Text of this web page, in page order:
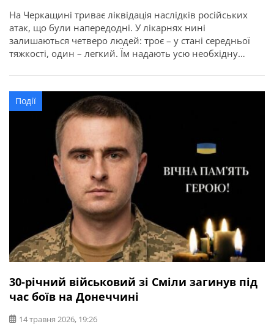
На Черкащині триває ліквідація наслідків російських
атак, що були напередодні. У лікарнях нині
залишаються четверо людей: троє – у стані середньої
тяжкості, один – легкий. Їм надають усю необхідну
ОВА Ігор Табурець. У Смілянській громаді працює штаб
із ліквідації наслідків надзвичайної ситуації. Через голів
квартальних комітетів приймають заяви від […]
Події
30-річний військовий зі Сміли загинув під
час боїв на Донеччині
14 травня 2026, 19:26